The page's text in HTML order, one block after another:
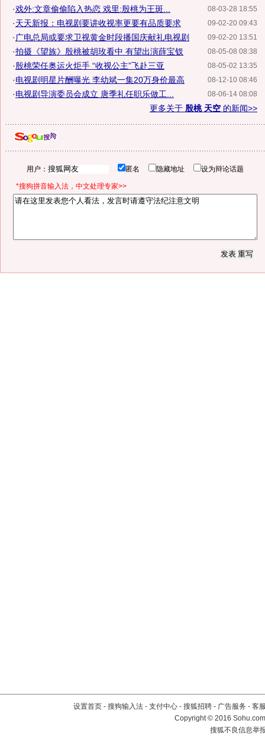
08-03-28 18:55
·戏外:文章偷偷陷入热恋 戏里:殷桃为王斑...
09-02-20 09:43
·天天新报：电视剧要讲收视率更要有品质要求
09-02-20 13:51
· 广电总局或要求卫视黄金时段播国庆献礼电视剧
08-05-08 08:38
·拍摄《望族》殷桃被胡玫看中 有望出演薛宝钗
08-05-02 13:35
·殷桃荣任奥运火炬手 “收视公主”飞赴三亚
08-12-10 08:46
·电视剧明星片酬曝光 李幼斌一集20万身价最高
08-06-14 08:08
·电视剧导演委员会成立 唐季礼任职乐做工...
更多关于 殷桃 天空 的新闻>>
用户： 匿名 隐藏地址 设为辩论话题
*搜狗拼音输入法，中文处理专家>>
设置首页 - 搜狗输入法 - 支付中心 - 搜狐招聘 - 广告服务 - 客
Copyright©2016
搜狐不良信息举